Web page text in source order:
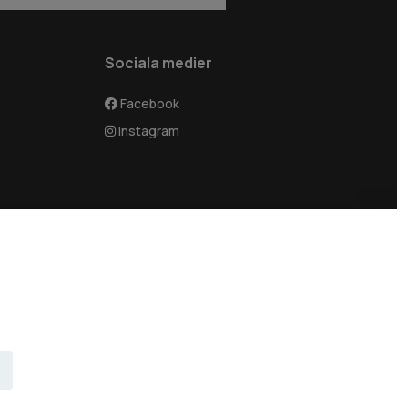
Sociala medier
Facebook
Instagram